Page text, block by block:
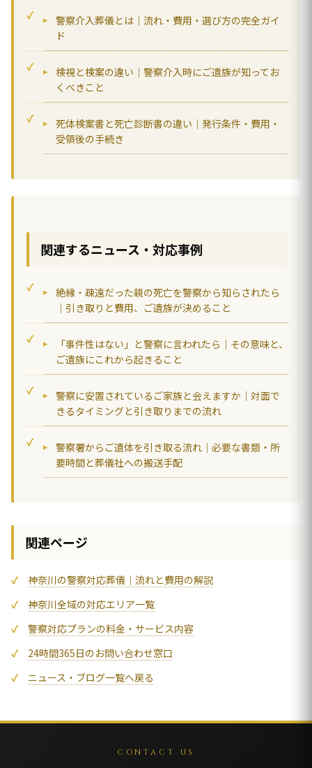
警察介入葬儀とは｜流れ・費用・選び方の完全ガイ
ド
検視と検案の違い｜警察介入時にご遺族が知ってお
くべきこと
死体検案書と死亡診断書の違い｜発行条件・費用・
受領後の手続き
関連するニュース・対応事例
絶縁・疎遠だった親の死亡を警察から知らされたら
｜引き取りと費用、ご遺族が決めること
「事件性はない」と警察に言われたら｜その意味と、
ご遺族にこれから起きること
警察に安置されているご家族と会えますか｜対面で
きるタイミングと引き取りまでの流れ
警察署からご遺体を引き取る流れ｜必要な書類・所
要時間と葬儀社への搬送手配
関連ページ
神奈川の警察対応葬儀｜流れと費用の解説
神奈川全域の対応エリア一覧
警察対応プランの料金・サービス内容
24時間365日のお問い合わせ窓口
ニュース・ブログ一覧へ戻る
CONTACT US